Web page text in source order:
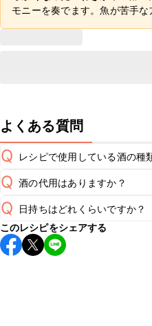
モニーを奏でます。魚が苦手な
よくある質問
Q レシピで使用している酒の種
A
Q 酒の代用はありますか？
A
Q 日持ちはどれくらいですか？
保存期間は冷蔵で翌日中が目
し上がりください。
このレシピをシェアする